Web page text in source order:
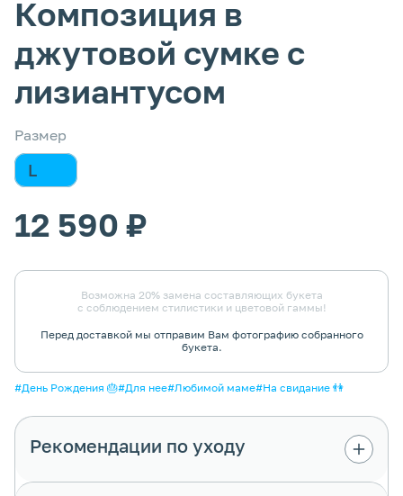
Композиция в
джутовой сумке с
лизиантусом
Размер
L
12 590 ₽
Возможна 20% замена составляющих букета
с соблюдением стилистики и цветовой гаммы!
Перед доставкой мы отправим Вам фотографию собранного
букета.
#День Рождения 🎂#Для нее#Любимой маме#На свидание 👫
Рекомендации по уходу